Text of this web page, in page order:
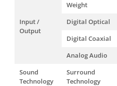
Weight
Input /
Output
Digital Optical
Digital Coaxial
Analog Audio
Sound
Technology
Surround
Technology